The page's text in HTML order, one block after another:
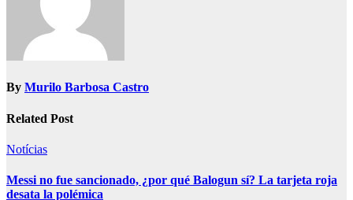
By Murilo Barbosa Castro
Related Post
Notícias
Messi no fue sancionado, ¿por qué Balogun sí? La tarjeta roja
desata la polémica